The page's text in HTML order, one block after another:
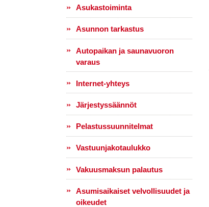
Asukastoiminta
Asunnon tarkastus
Autopaikan ja saunavuoron
varaus
Internet-yhteys
Järjestyssäännöt
Pelastussuunnitelmat
Vastuunjakotaulukko
Vakuusmaksun palautus
Asumisaikaiset velvollisuudet ja
oikeudet